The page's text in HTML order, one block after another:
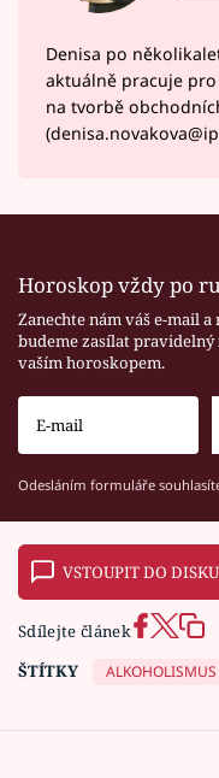
Denisa po
aktuálně pracuje
na tvorbě
Horoskop vždy po
Zanechte nám váš e-mail a
budeme zasílat pravidelný
vaším horoskopem.
Odesláním formuláře
VSTOUPIT DO
Sdílejte článek
ŠTÍTKY
ALKOHOLISMUS